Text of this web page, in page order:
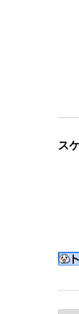
ス